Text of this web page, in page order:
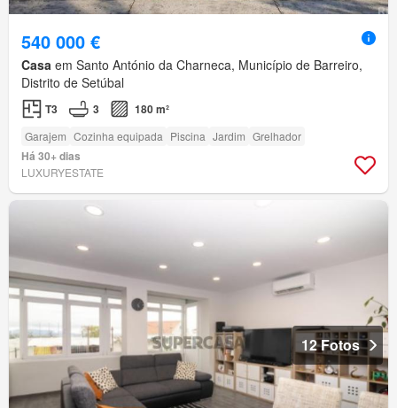
540 000 €
Casa em Santo António da Charneca, Município de Barreiro,
Distrito de Setúbal
T3 3 180 m²
Garajem Cozinha equipada Piscina Jardim Grelhador
Há 30+ dias
LUXURYESTATE
12 Fotos